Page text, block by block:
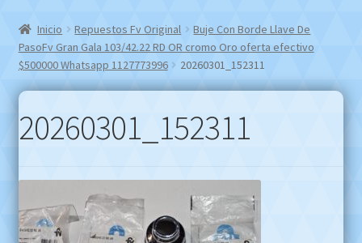
Inicio Repuestos Fv Original
Buje Con Borde Llave De
PasoFv Gran Gala 103/42.22 RD OR cromo Oro oferta efectivo
$500000 Whatsapp 1127773996
20260301_152311
20260301_152311